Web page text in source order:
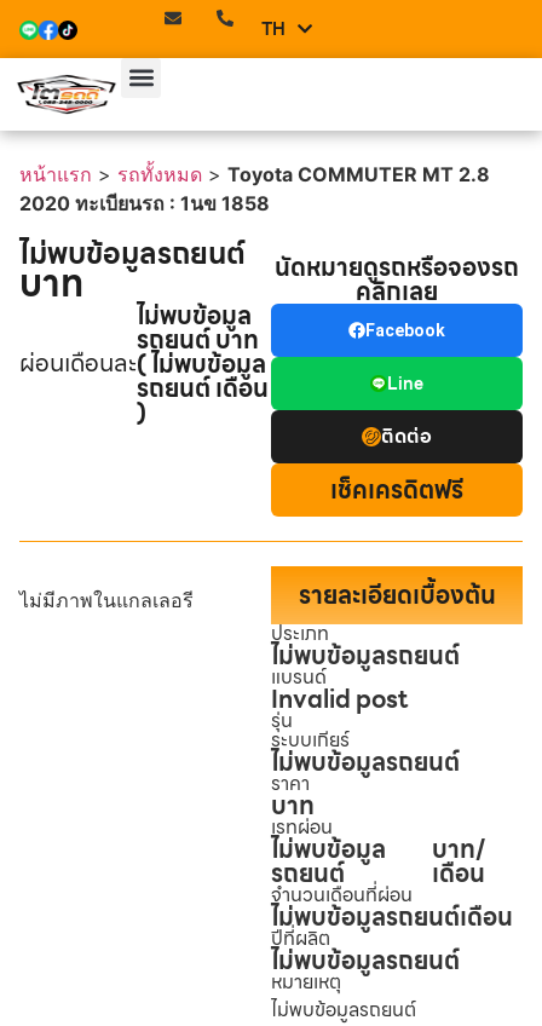
TH
EN
หน้าแรก > รถทั้งหมด > Toyota COMMUTER MT 2.8
2020 ทะเบียนรถ : 1นข 1858
ไม่พบข้อมูลรถยนต์
บาท
ผ่อนเดือนละ
ไม่พบข้อมูล
รถยนต์ บาท
( ไม่พบข้อมูล
รถยนต์ เดือน
)
นัดหมายดูรถหรือจองรถ
คลิกเลย
Facebook
Line
ติดต่อ
เช็คเครดิตฟรี
ไม่มีภาพในแกลเลอรี รายละเอียดเบื้องต้น
ประเภท
ไม่พบข้อมูลรถยนต์
แบรนด์
Invalid post
รุ่น
ระบบเกียร์
ไม่พบข้อมูลรถยนต์
ราคา
บาท
เรทผ่อน
ไม่พบข้อมูล
รถยนต์
บาท/
เดือน
จำนวนเดือนที่ผ่อน
ไม่พบข้อมูลรถยนต์เดือน
ปีที่ผลิต
ไม่พบข้อมูลรถยนต์
หมายเหตุ
ไม่พบข้อมูลรถยนต์